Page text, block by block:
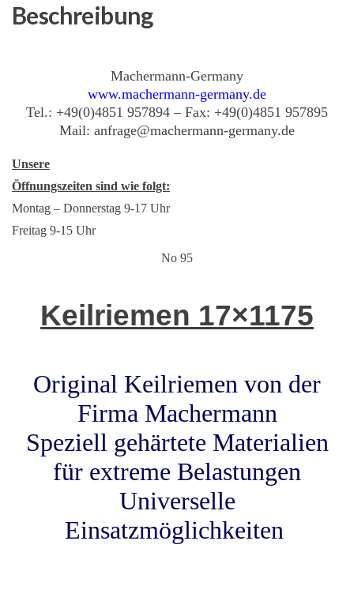
Li,
Beschreibung
Machermann-Germany
www.machermann-germany.de
Tel.: +49(0)4851 957894 – Fax: +49(0)4851 957895
Mail: anfrage@machermann-germany.de
Unsere
Öffnungszeiten sind wie folgt:
Montag – Donnerstag 9-17 Uhr
Freitag 9-15 Uhr
No 95
Keilriemen 17×1175
Original Keilriemen von der
Firma Machermann
Speziell gehärtete Materialien
für extreme Belastungen
Universelle
Einsatzmöglichkeiten